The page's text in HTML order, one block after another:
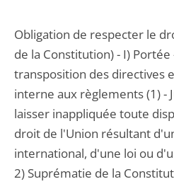
Obligation de respecter le
de la Constitution) - I)
transposition des directives
interne aux règlements (1) -
laisser inappliquée toute
droit de l'Union résultant
international, d'une loi ou
2) Suprématie de la